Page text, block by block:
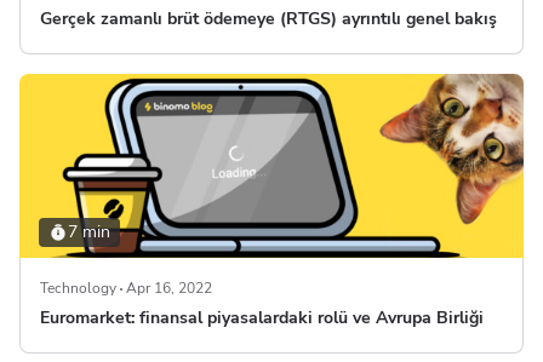
Gerçek zamanlı brüt ödemeye (RTGS) ayrıntılı genel bakış
7 min
Technology Apr 16, 2022
Euromarket: finansal piyasalardaki rolü ve Avrupa Birliği